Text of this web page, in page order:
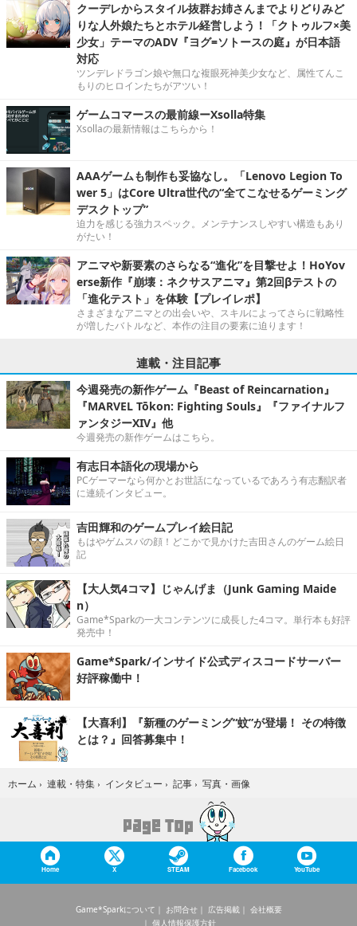
クーデレからスタイル抜群お姉さんまでよりどりみど
りな人外娘たちとホテル経営しよう！「クトゥルフ×美
少女」テーマのADV『ヨグ=ソトースの庭』が日本語
対応
ツンデレドラゴン娘や無口な複眼死神美少女など、属性てんこ
もりのヒロインたちがアツい！
ゲームコマースの最前線ーXsolla特集
Xsollaの最新情報はこちらから！
AAAゲームも制作も妥協なし。「Lenovo Legion To
wer 5」はCore Ultra世代の“全てこなせるゲーミング
デスクトップ”
迫力を感じる強力スペック。メンテナンスしやすい構造もあり
がたい！
アニマや新要素のさらなる“進化”を目撃せよ！HoYov
erse新作『崩壊：ネクサスアニマ』第2回βテストの
「進化テスト」を体験【プレイレポ】
さまざまなアニマとの出会いや、スキルによってさらに戦略性
が増したバトルなど、本作の注目の要素に迫ります！
連載・注目記事
今週発売の新作ゲーム『Beast of Reincarnation』
『MARVEL Tōkon: Fighting Souls』『ファイナルフ
ァンタジーXIV』他
今週発売の新作ゲームはこちら。
有志日本語化の現場から
PCゲーマーなら何かとお世話になっているであろう有志翻訳者
に連続インタビュー。
吉田輝和のゲームプレイ絵日記
もはやゲムスパの顔！どこかで見かけた吉田さんのゲーム絵日
記
【大人気4コマ】じゃんげま（Junk Gaming Maide
n）
Game*Sparkの一大コンテンツに成長した4コマ。単行本も好評
発売中！
Game*Spark/インサイド公式ディスコードサーバー
好評稼働中！
【大喜利】『新種のゲーミング“蚊”が登場！ その特徴
とは？』回答募集中！
ホーム › 連載・特集 › インタビュー › 記事 › 写真・画像
Home X STEAM Facebook YouTube
Game*Sparkについて お問合せ 広告掲載
会社概要
個人情報保護方針